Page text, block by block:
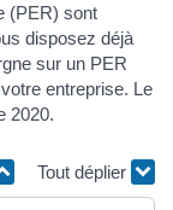
(PER) sont
disposez déjà
sur un PER
entreprise. Le
2020.
Tout déplier